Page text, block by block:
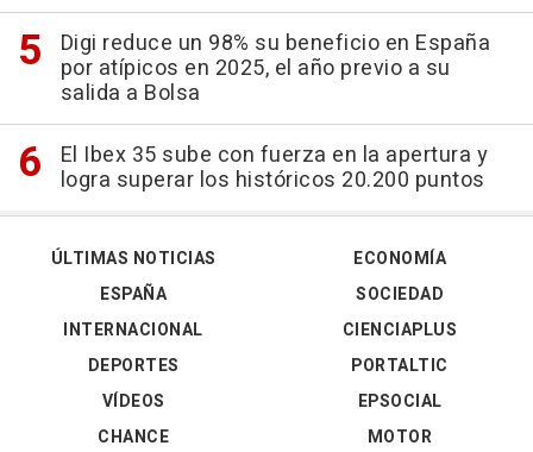
Digi reduce un 98% su beneficio en España
por atípicos en 2025, el año previo a su
salida a Bolsa
El Ibex 35 sube con fuerza en la apertura y
logra superar los históricos 20.200 puntos
ÚLTIMAS NOTICIAS
ESPAÑA
INTERNACIONAL
DEPORTES
VÍDEOS
ECONOMÍA
SOCIEDAD
CIENCIAPLUS
PORTALTIC
EPSOCIAL
CHANCE
MOTOR